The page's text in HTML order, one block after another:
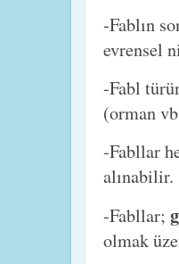
-Fablın
evrensel
-Fabl
(orman
-Fabllar
alınabilir.
-Fabllar;
olmak